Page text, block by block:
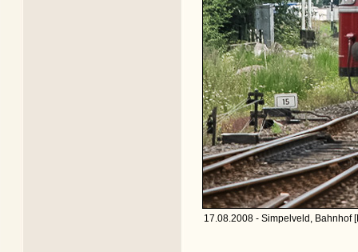
17.08.2008 - Simpelveld, Bahnhof